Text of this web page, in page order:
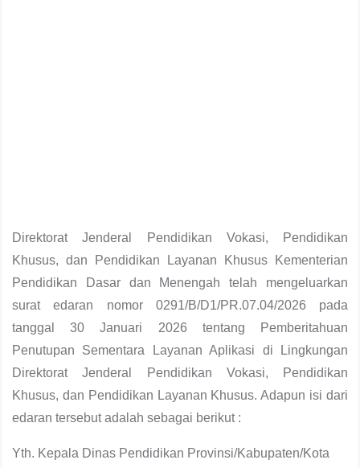
Direktorat Jenderal Pendidikan Vokasi, Pendidikan
Khusus, dan Pendidikan Layanan Khusus Kementerian
Pendidikan Dasar dan Menengah telah mengeluarkan
surat edaran nomor 0291/B/D1/PR.07.04/2026 pada
tanggal 30 Januari 2026 tentang Pemberitahuan
Penutupan Sementara Layanan Aplikasi di Lingkungan
Direktorat Jenderal Pendidikan Vokasi, Pendidikan
Khusus, dan Pendidikan Layanan Khusus. Adapun isi dari
edaran tersebut adalah sebagai berikut :
Yth. Kepala Dinas Pendidikan Provinsi/Kabupaten/Kota